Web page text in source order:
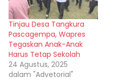
Tinjau Desa Tangkura
Pascagempa, Wapres
Tegaskan Anak-Anak
Harus Tetap Sekolah
24 Agustus, 2025
dalam "Advetorial"